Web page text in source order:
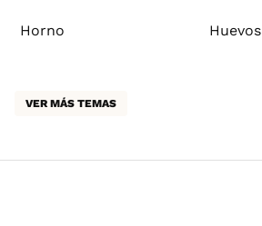
Horno Huevos
VER MÁS TEMAS